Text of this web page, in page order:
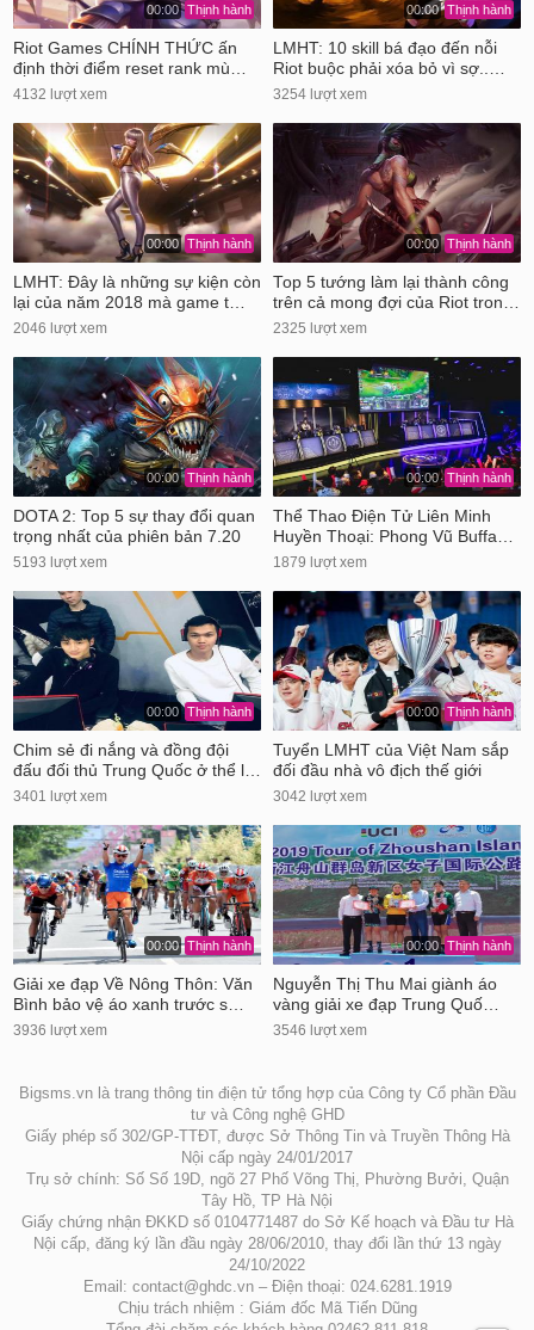
00:00 Thịnh hành
Riot Games CHÍNH THỨC ấn
định thời điểm reset rank mù…
4132 lượt xem
00:00 Thịnh hành
LMHT: 10 skill bá đạo đến nỗi
Riot buộc phải xóa bỏ vì sợ..…
3254 lượt xem
00:00 Thịnh hành
LMHT: Đây là những sự kiện còn
lại của năm 2018 mà game t…
2046 lượt xem
00:00 Thịnh hành
Top 5 tướng làm lại thành công
trên cả mong đợi của Riot tron…
2325 lượt xem
00:00 Thịnh hành
DOTA 2: Top 5 sự thay đổi quan
trọng nhất của phiên bản 7.20
5193 lượt xem
00:00 Thịnh hành
Thể Thao Điện Tử Liên Minh
Huyền Thoại: Phong Vũ Buffa…
1879 lượt xem
00:00 Thịnh hành
Chim sẻ đi nắng và đồng đội
đấu đối thủ Trung Quốc ở thể l…
3401 lượt xem
00:00 Thịnh hành
Tuyển LMHT của Việt Nam sắp
đối đầu nhà vô địch thế giới
3042 lượt xem
00:00 Thịnh hành
Giải xe đạp Về Nông Thôn: Văn
Bình bảo vệ áo xanh trước s…
3936 lượt xem
00:00 Thịnh hành
Nguyễn Thị Thu Mai giành áo
vàng giải xe đạp Trung Quố…
3546 lượt xem
Bigsms.vn là trang thông tin điện tử tổng hợp của Công ty Cổ phần Đầu
tư và Công nghệ GHD
Giấy phép số 302/GP-TTĐT, được Sở Thông Tin và Truyền Thông Hà
Nội cấp ngày 24/01/2017
Trụ sở chính: Số Số 19D, ngõ 27 Phố Võng Thị, Phường Bưởi, Quận
Tây Hồ, TP Hà Nội
Giấy chứng nhận ĐKKD số 0104771487 do Sở Kế hoạch và Đầu tư Hà
Nội cấp, đăng ký lần đầu ngày 28/06/2010, thay đổi lần thứ 13 ngày
24/10/2022
Email: contact@ghdc.vn – Điện thoại: 024.6281.1919
Chịu trách nhiệm : Giám đốc Mã Tiến Dũng